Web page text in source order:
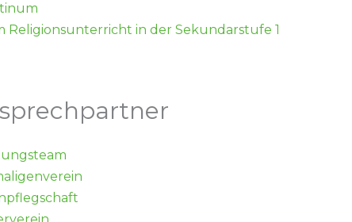
Religionsunterricht in der Sekundarstufe 1